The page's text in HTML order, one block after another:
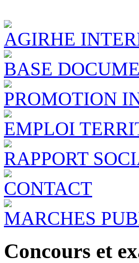
AGIRHE
BASE
PROMOTION
EMPLOI
RAPPORT
CONTACT
MARCHES
Concours et